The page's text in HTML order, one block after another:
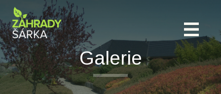
Galerie